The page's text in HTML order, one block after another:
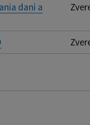
dani a